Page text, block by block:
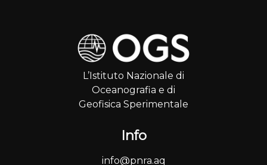
L’Istituto Nazionale di
Oceanografia e di
Geofisica Sperimentale
Info
info@pnra.aq